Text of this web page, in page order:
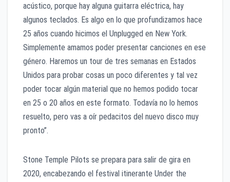
acústico, porque hay alguna guitarra eléctrica, hay
algunos teclados. Es algo en lo que profundizamos hace
25 años cuando hicimos el Unplugged en New York.
Simplemente amamos poder presentar canciones en ese
género. Haremos un tour de tres semanas en Estados
Unidos para probar cosas un poco diferentes y tal vez
poder tocar algún material que no hemos podido tocar
en 25 o 20 años en este formato. Todavía no lo hemos
resuelto, pero vas a oír pedacitos del nuevo disco muy
pronto”.
Stone Temple Pilots se prepara para salir de gira en
2020, encabezando el festival itinerante Under the